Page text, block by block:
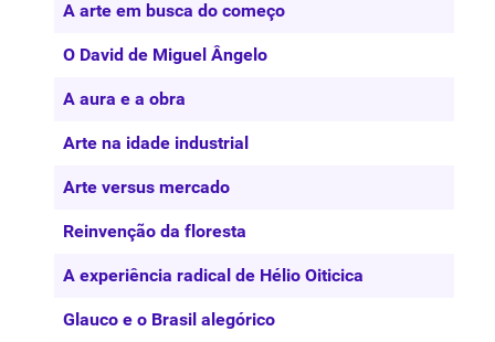
A arte em busca do começo
O David de Miguel Ângelo
A aura e a obra
Arte na idade industrial
Arte versus mercado
Reinvenção da floresta
A experiência radical de Hélio Oiticica
Glauco e o Brasil alegórico